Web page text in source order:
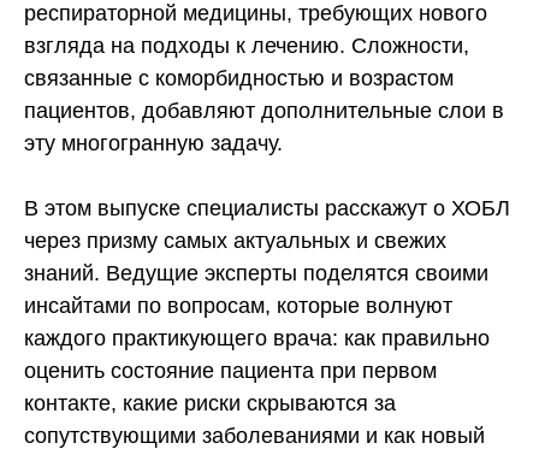
респираторной медицины, требующих нового
взгляда на подходы к лечению. Сложности,
связанные с коморбидностью и возрастом
пациентов, добавляют дополнительные слои в
эту многогранную задачу.
В этом выпуске специалисты расскажут о ХОБЛ
через призму самых актуальных и свежих
знаний. Ведущие эксперты поделятся своими
инсайтами по вопросам, которые волнуют
каждого практикующего врача: как правильно
оценить состояние пациента при первом
контакте, какие риски скрываются за
сопутствующими заболеваниями и как новый